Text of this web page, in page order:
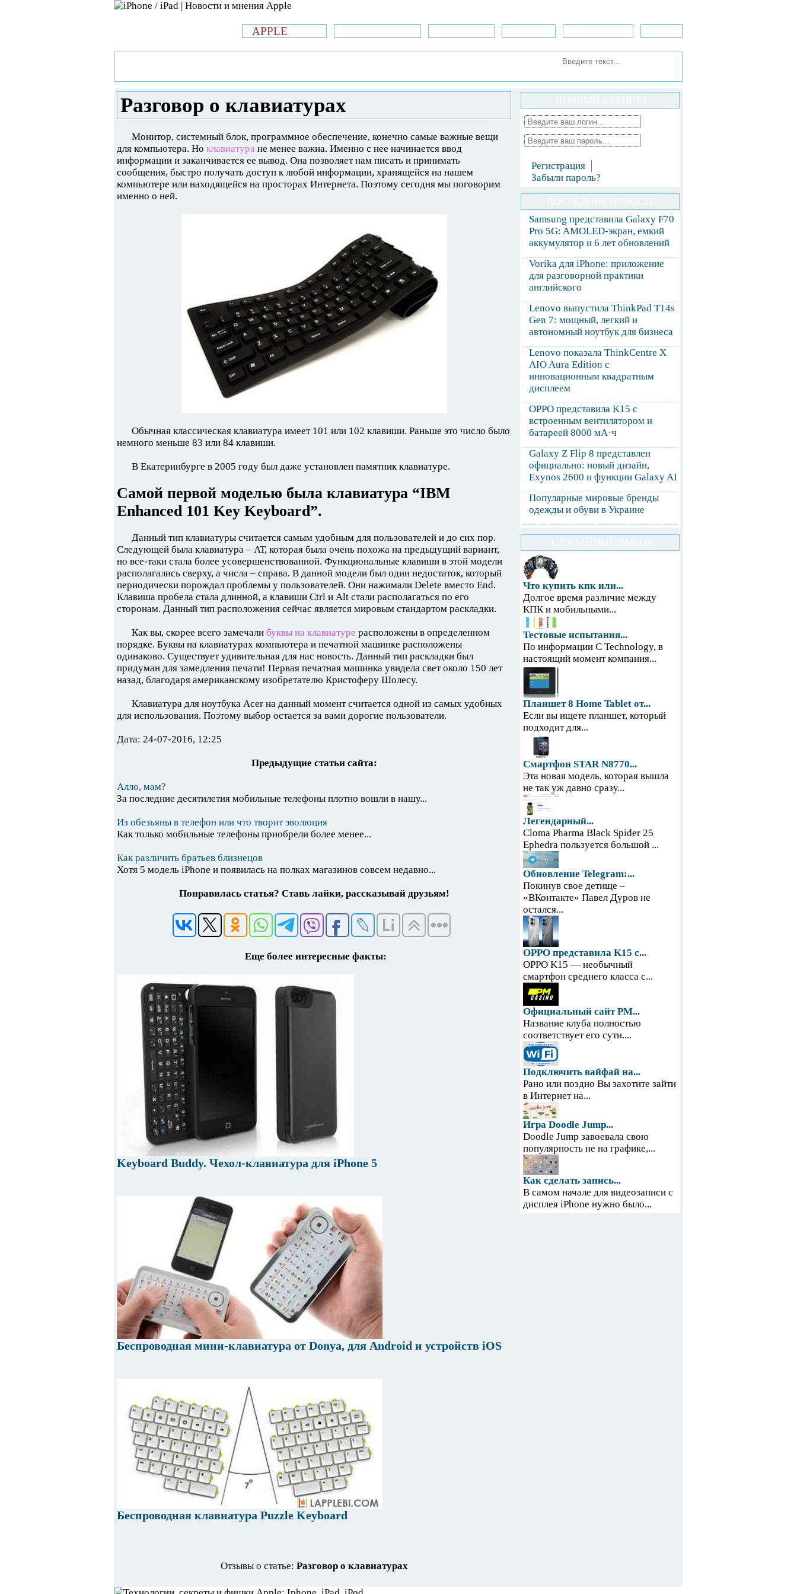
APPLE
Разговор о клавиатурах
Монитор, системный блок, программное обеспечение, конечно самые важные вещи
для компьютера. Но клавиатура не менее важна. Именно с нее начинается ввод
информации и заканчивается ее вывод. Она позволяет нам писать и принимать
сообщения, быстро получать доступ к любой информации, хранящейся на нашем
компьютере или находящейся на просторах Интернета. Поэтому сегодня мы поговорим
именно о ней.
Обычная классическая клавиатура имеет 101 или 102 клавиши. Раньше это число было
немного меньше 83 или 84 клавиши.
В Екатеринбурге в 2005 году был даже установлен памятник клавиатуре.
Самой первой моделью была клавиатура “IBM
Enhanced 101 Key Keyboard”.
Данный тип клавиатуры считается самым удобным для пользователей и до сих пор.
Следующей была клавиатура – АТ, которая была очень похожа на предыдущий вариант,
но все-таки стала более усовершенствованной. Функциональные клавиши в этой модели
располагались сверху, а числа – справа. В данной модели был один недостаток, который
периодически порождал проблемы у пользователей. Они нажимали Delete вместо End.
Клавиша пробела стала длинной, а клавиши Ctrl и Alt стали располагаться по его
сторонам. Данный тип расположения сейчас является мировым стандартом раскладки.
Как вы, скорее всего замечали буквы на клавиатуре расположены в определенном
порядке. Буквы на клавиатурах компьютера и печатной машинке расположены
одинаково. Существует удивительная для нас новость. Данный тип раскладки был
придуман для замедления печати! Первая печатная машинка увидела свет около 150 лет
назад, благодаря американскому изобретателю Кристоферу Шолесу.
Клавиатура для ноутбука Acer на данный момент считается одной из самых удобных
для использования. Поэтому выбор остается за вами дорогие пользователи.
Дата: 24-07-2016, 12:25
Предыдущие статьи сайта:
Алло, мам?
За последние десятилетия мобильные телефоны плотно вошли в нашу...
Из обезьяны в телефон или что творит эволюция
Как только мобильные телефоны приобрели более менее...
Как различить братьев близнецов
Хотя 5 модель iPhone и появилась на полках магазинов совсем недавно...
Понравилась статья? Ставь лайки, рассказывай друзьям!
Еще более интересные факты:
Keyboard Buddy. Чехол-клавиатура для iPhone 5
Беспроводная мини-клавиатура от Donya, для Android и устройств iOS
Беспроводная клавиатура Puzzle Keyboard
Отзывы о статье: Разговор о клавиатурах
Регистрация
Забыли пароль?
Samsung представила Galaxy F70
Pro 5G: AMOLED-экран, емкий
аккумулятор и 6 лет обновлений
Vorika для iPhone: приложение
для разговорной практики
английского
Lenovo выпустила ThinkPad T14s
Gen 7: мощный, легкий и
автономный ноутбук для бизнеса
Lenovo показала ThinkCentre X
AIO Aura Edition с
инновационным квадратным
дисплеем
OPPO представила K15 с
встроенным вентилятором и
батареей 8000 мА·ч
Galaxy Z Flip 8 представлен
официально: новый дизайн,
Exynos 2600 и функции Galaxy AI
Популярные мировые бренды
одежды и обуви в Украине
Что купить кпк или...
Долгое время различие между
КПК и мобильными...
Тестовые испытания...
По информации С Technology, в
настоящий момент компания...
Планшет 8 Home Tablet от...
Если вы ищете планшет, который
подходит для...
Смартфон STAR N8770...
Эта новая модель, которая вышла
не так уж давно сразу...
Легендарный...
Cloma Pharma Black Spider 25
Ephedra пользуется большой ...
Обновление Telegram:...
Покинув свое детище –
«ВКонтакте» Павел Дуров не
остался...
OPPO представила K15 с...
OPPO K15 — необычный
смартфон среднего класса с...
Официальный сайт PM...
Название клуба полностью
соответствует его сути....
Подключить вайфай на...
Рано или поздно Вы захотите зайти
в Интернет на...
Игра Doodle Jump...
Doodle Jump завоевала свою
популярность не на графике,...
Как сделать запись...
В самом начале для видеозаписи с
дисплея iPhone нужно было...